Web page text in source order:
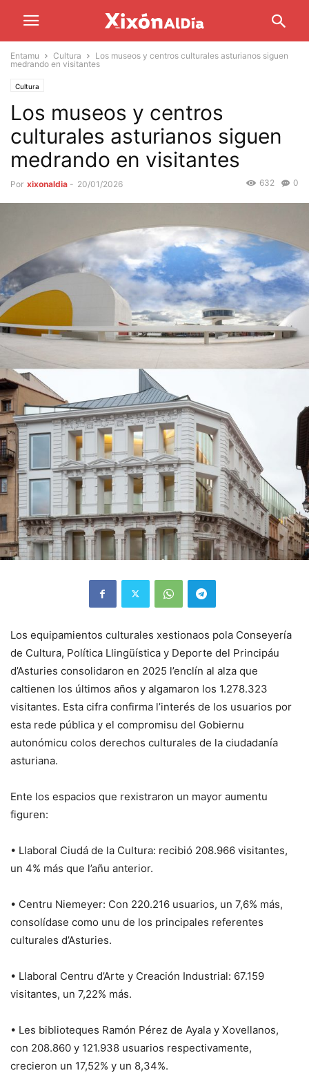
Entamu Cultura
Los museos y centros culturales asturianos siguen
medrando en visitantes
Cultura
Los museos y centros
culturales asturianos siguen
medrando en visitantes
Por xixonaldia - 20/01/2026 0
632
Los equipamientos culturales xestionaos pola Conseyería
de Cultura, Política Llingüística y Deporte del Principáu
d’Asturies consolidaron en 2025 l’enclín al alza que
caltienen los últimos años y algamaron los 1.278.323
visitantes. Esta cifra confirma l’interés de los usuarios por
esta rede pública y el compromisu del Gobiernu
autonómicu colos derechos culturales de la ciudadanía
asturiana.
Ente los espacios que rexistraron un mayor aumentu
figuren:
• Llaboral Ciudá de la Cultura: recibió 208.966 visitantes,
un 4% más que l’añu anterior.
• Centru Niemeyer: Con 220.216 usuarios, un 7,6% más,
consolídase como unu de los principales referentes
culturales d’Asturies.
• Llaboral Centru d’Arte y Creación Industrial: 67.159
visitantes, un 7,22% más.
• Les biblioteques Ramón Pérez de Ayala y Xovellanos,
con 208.860 y 121.938 usuarios respectivamente,
crecieron un 17,52% y un 8,34%.